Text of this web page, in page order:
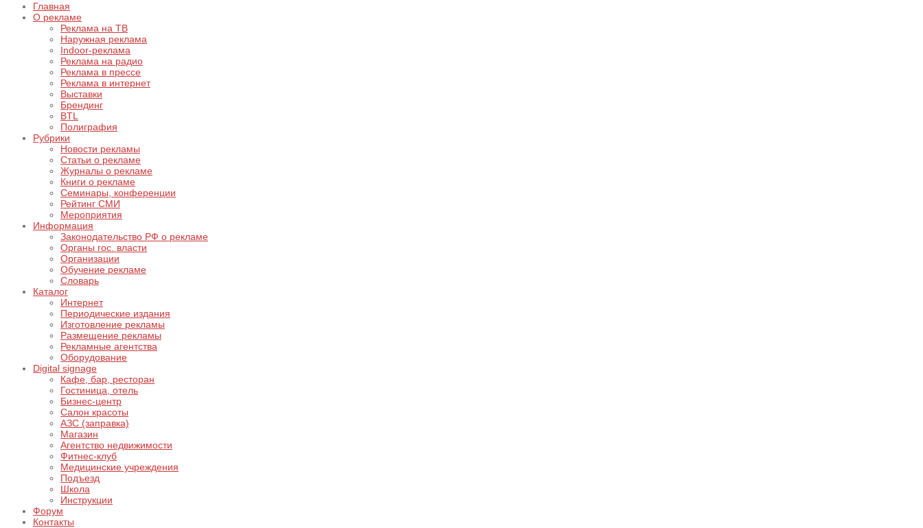
Главная
О рекламе
Реклама на ТВ
Наружная реклама
Indoor-реклама
Реклама на радио
Реклама в прессе
Реклама в интернет
Выставки
Брендинг
BTL
Полиграфия
Рубрики
Новости рекламы
Статьи о рекламе
Журналы о рекламе
Книги о рекламе
Семинары, конференции
Рейтинг СМИ
Мероприятия
Информация
Законодательство РФ о рекламе
Органы гос. власти
Организации
Обучение рекламе
Словарь
Каталог
Интернет
Периодические издания
Изготовление рекламы
Размещение рекламы
Рекламные агентства
Оборудование
Digital signage
Кафе, бар, ресторан
Гостиница, отель
Бизнес-центр
Салон красоты
АЗС (заправка)
Магазин
Агентство недвижимости
Фитнес-клуб
Медицинские учреждения
Подъезд
Школа
Инструкции
Форум
Контакты